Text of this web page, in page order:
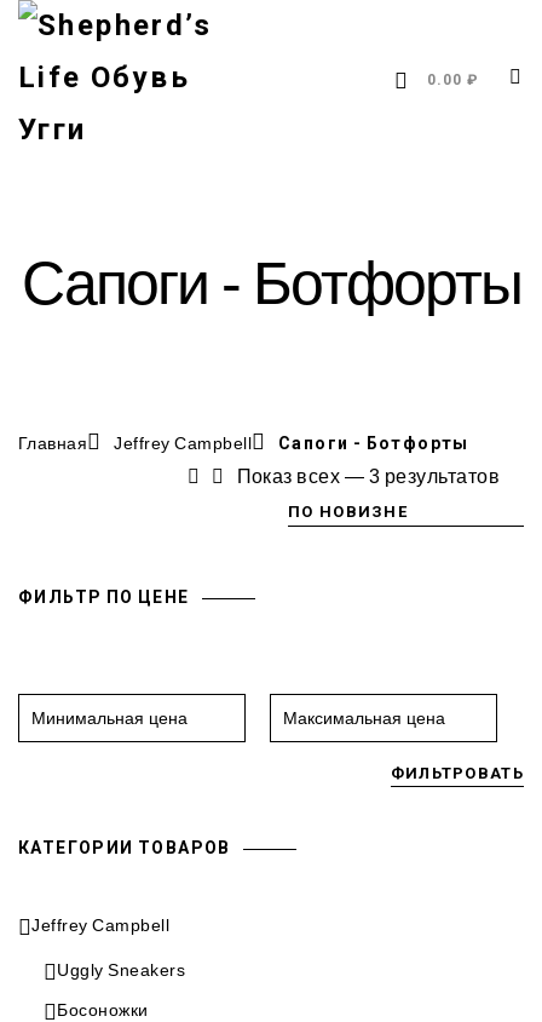
0.00 ₽
Сапоги - Ботфорты
Главная Jeffrey Campbell Сапоги - Ботфорты
Показ всех — 3 результатов
ФИЛЬТР ПО ЦЕНЕ
ФИЛЬТРОВАТЬ
КАТЕГОРИИ ТОВАРОВ
Jeffrey Campbell
Uggly Sneakers
Босоножки